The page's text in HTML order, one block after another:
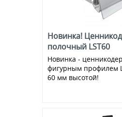
Присоски
Ножки для
Пластиковые
эконом-панель и
Новинка!
полочный LST60
Новинка -
фигурным профилем
60 мм высотой!